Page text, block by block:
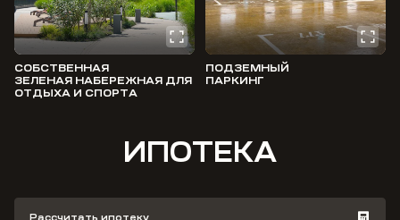
СОБСТВЕННАЯ
ЗЕЛЕНАЯ НАБЕРЕЖНАЯ ДЛЯ
ОТДЫХА И СПОРТА
ПОДЗЕМНЫЙ
ПАРКИНГ
ИПОТЕКА
Рассчитать ипотеку